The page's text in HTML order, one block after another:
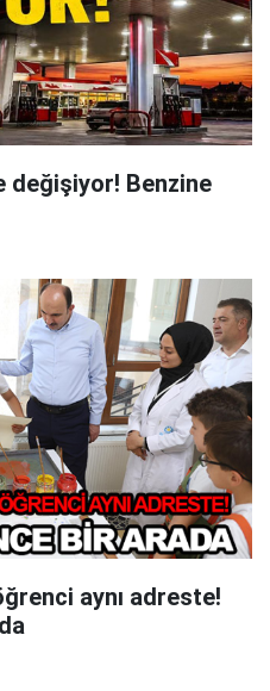
değişiyor! Benzine
aynı adreste!